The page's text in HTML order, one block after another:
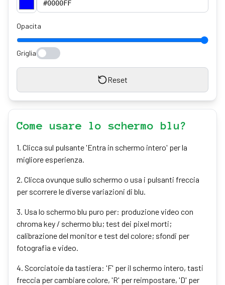
Opacita
Griglia
Reset
Come usare lo schermo blu?
1. Clicca sul pulsante 'Entra in schermo intero' per la
migliore esperienza.
2. Clicca ovunque sullo schermo o usa i pulsanti freccia
per scorrere le diverse variazioni di blu.
3. Usa lo schermo blu puro per: produzione video con
chroma key / schermo blu; test dei pixel morti;
calibrazione del monitor e test del colore; sfondi per
fotografia e video.
4. Scorciatoie da tastiera: 'F' per il schermo intero, tasti
freccia per cambiare colore, 'R' per reimpostare, 'D' per